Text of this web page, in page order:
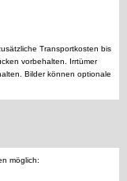
Transportkosten bis
vorbehalten. Irrtümer
Bilder können optionale
möglich: